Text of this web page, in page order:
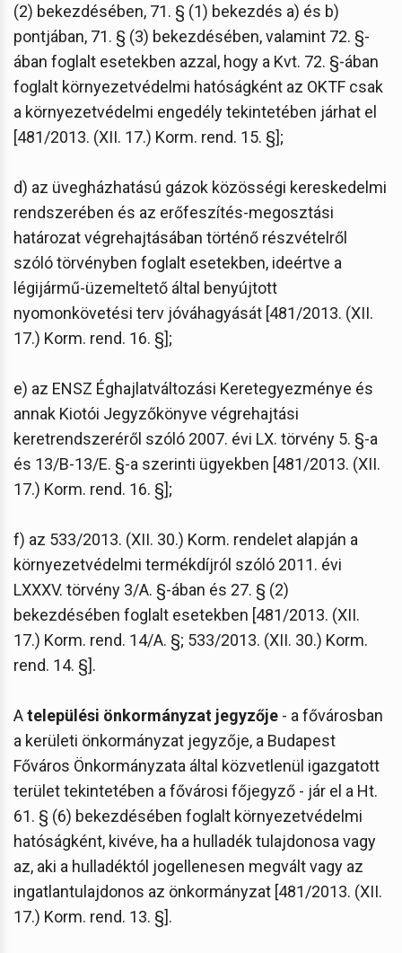
(2) bekezdésében, 71. § (1) bekezdés a) és b)
pontjában, 71. § (3) bekezdésében, valamint 72. §-
ában foglalt esetekben azzal, hogy a Kvt. 72. §-ában
foglalt környezetvédelmi hatóságként az OKTF csak
a környezetvédelmi engedély tekintetében járhat el
[481/2013. (XII. 17.) Korm. rend. 15. §];
d) az üvegházhatású gázok közösségi kereskedelmi
rendszerében és az erőfeszítés-megosztási
határozat végrehajtásában történő részvételről
szóló törvényben foglalt esetekben, ideértve a
légijármű-üzemeltető által benyújtott
nyomonkövetési terv jóváhagyását [481/2013. (XII.
17.) Korm. rend. 16. §];
e) az ENSZ Éghajlatváltozási Keretegyezménye és
annak Kiotói Jegyzőkönyve végrehajtási
keretrendszeréről szóló 2007. évi LX. törvény 5. §-a
és 13/B-13/E. §-a szerinti ügyekben [481/2013. (XII.
17.) Korm. rend. 16. §];
f) az 533/2013. (XII. 30.) Korm. rendelet alapján a
környezetvédelmi termékdíjról szóló 2011. évi
LXXXV. törvény 3/A. §-ában és 27. § (2)
bekezdésében foglalt esetekben [481/2013. (XII.
17.) Korm. rend. 14/A. §; 533/2013. (XII. 30.) Korm.
rend. 14. §].
Atelepülési önkormányzat jegyzője - a fővárosban
a kerületi önkormányzat jegyzője, a Budapest
Főváros Önkormányzata által közvetlenül igazgatott
terület tekintetében a fővárosi főjegyző - jár el a Ht.
61. § (6) bekezdésében foglalt környezetvédelmi
hatóságként, kivéve, ha a hulladék tulajdonosa vagy
az, aki a hulladéktól jogellenesen megvált vagy az
ingatlantulajdonos az önkormányzat [481/2013. (XII.
17.) Korm. rend. 13. §].